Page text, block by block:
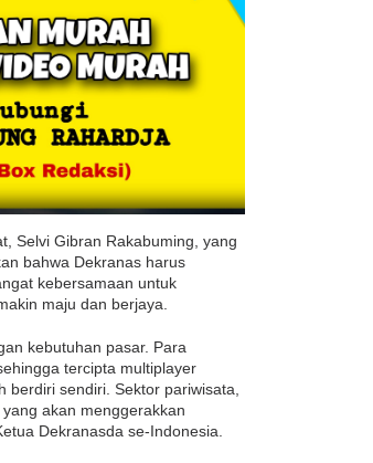
Selvi Gibran Rakabuming, yang
bahwa Dekranas harus
kebersamaan untuk
maju dan berjaya.
kebutuhan pasar. Para
tercipta multiplayer
sendiri. Sektor pariwisata,
akan menggerakkan
Dekranasda se-Indonesia.